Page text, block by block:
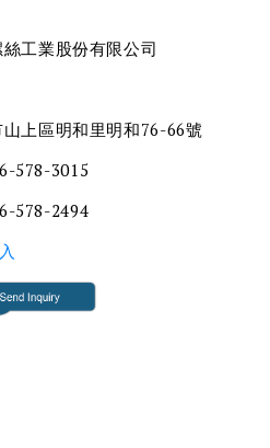
工業股份有限公司
山上區明和里明和76-66號
578-3015
578-2494